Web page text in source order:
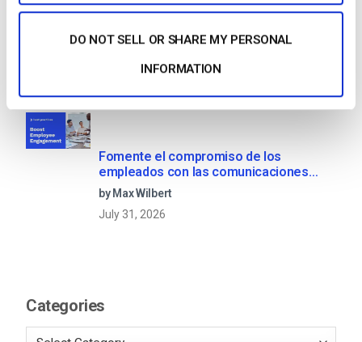
DO NOT SELL OR SHARE MY PERSONAL
INFORMATION
de los medios en streaming
August 4, 2026
Fomente el compromiso de los
empleados con las comunicaciones
corporativas en directo
by Max Wilbert
July 31, 2026
Categories